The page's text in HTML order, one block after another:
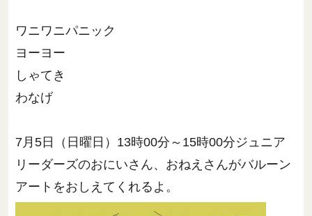
ワニワニパニック
ヨーヨー
しゃてき
わなげ
7月5日（日曜日）13時00分～15時00分ジュニア
リーダーズのおにいさん、おねえさんがバルーン
アートをおしえてくれるよ。